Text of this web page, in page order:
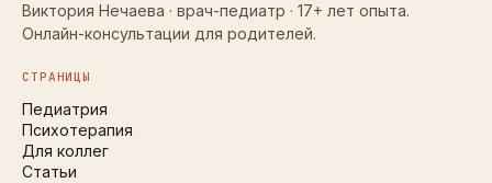
Виктория Нечаева · врач-педиатр · 17+ лет опыта.
Онлайн-консультации для родителей.
СТРАНИЦЫ
Педиатрия
Психотерапия
Для коллег
Статьи